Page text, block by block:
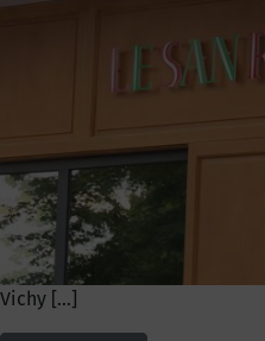
Vichy […]